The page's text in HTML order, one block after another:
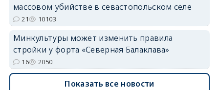
массовом убийстве в севастопольском селе
21 10103
Минкультуры может изменить правила
стройки у форта «Северная Балаклава»
16 2050
Показать все новости